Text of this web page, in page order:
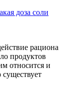
доза соли
рациона
продуктов
относится и